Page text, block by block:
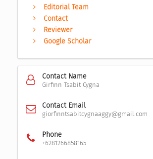
Editorial Team
Contact
Reviewer
Google Scholar
Contact Name
Girfinn Tsabit Cygna
Contact Email
giorfinntsabitcygnaaggy@gmail.com
Phone
+6281266858165